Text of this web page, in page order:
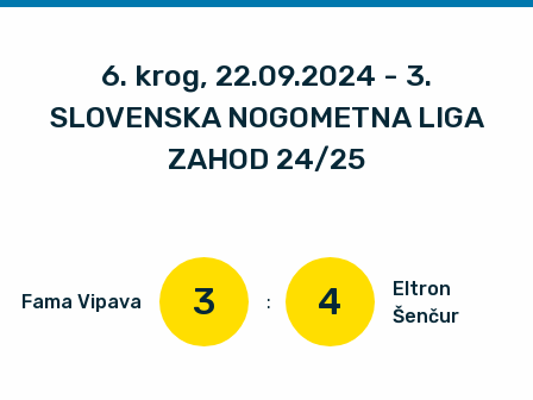
6. krog, 22.09.2024 - 3.
SLOVENSKA NOGOMETNA LIGA
ZAHOD 24/25
Fama Vipava 3 : 4
Eltron
Šenčur